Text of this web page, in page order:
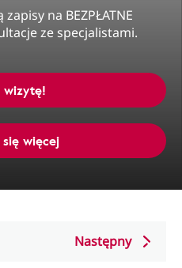
na BEZPŁATNE
ze specjalistami.
wizytę!
więcej
Następny